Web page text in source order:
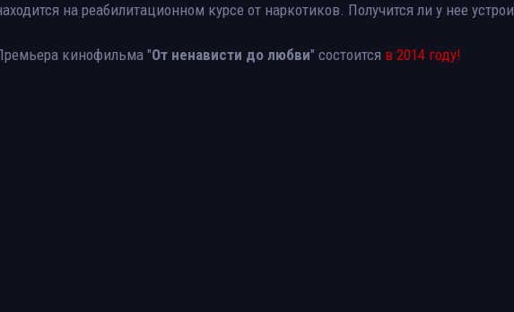
на реабилитационном курсе от наркотиков. Получится ли у нее
кинофильма "От ненависти до любви" состоится в 2014 году!